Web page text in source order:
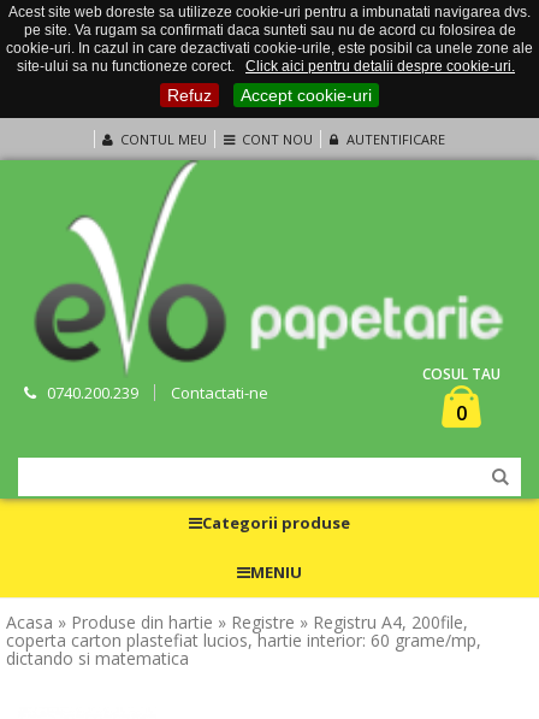
Acest site web doreste sa utilizeze cookie-uri pentru a imbunatati navigarea dvs.
pe site. Va rugam sa confirmati daca sunteti sau nu de acord cu folosirea de
cookie-uri. In cazul in care dezactivati cookie-urile, este posibil ca unele zone ale
site-ului sa nu functioneze corect.
Click aici pentru detalii despre cookie-uri.
Refuz Accept cookie-uri
CONTUL MEU CONT NOU AUTENTIFICARE
0740.200.239 Contactati-ne
COSUL TAU
0
Categorii produse
MENIU
Acasa » Produse din hartie » Registre » Registru A4, 200file,
coperta carton plastefiat lucios, hartie interior: 60 grame/mp,
dictando si matematica